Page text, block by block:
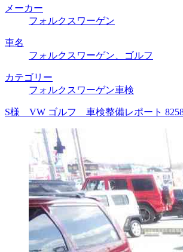
メーカー
フォルクスワーゲン
車名
フォルクスワーゲン、ゴルフ
カテゴリー
フォルクスワーゲン車検
S様 VW ゴルフ 車検整備レポート